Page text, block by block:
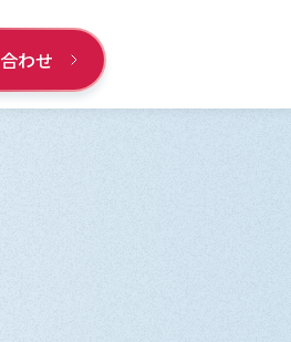
わせ